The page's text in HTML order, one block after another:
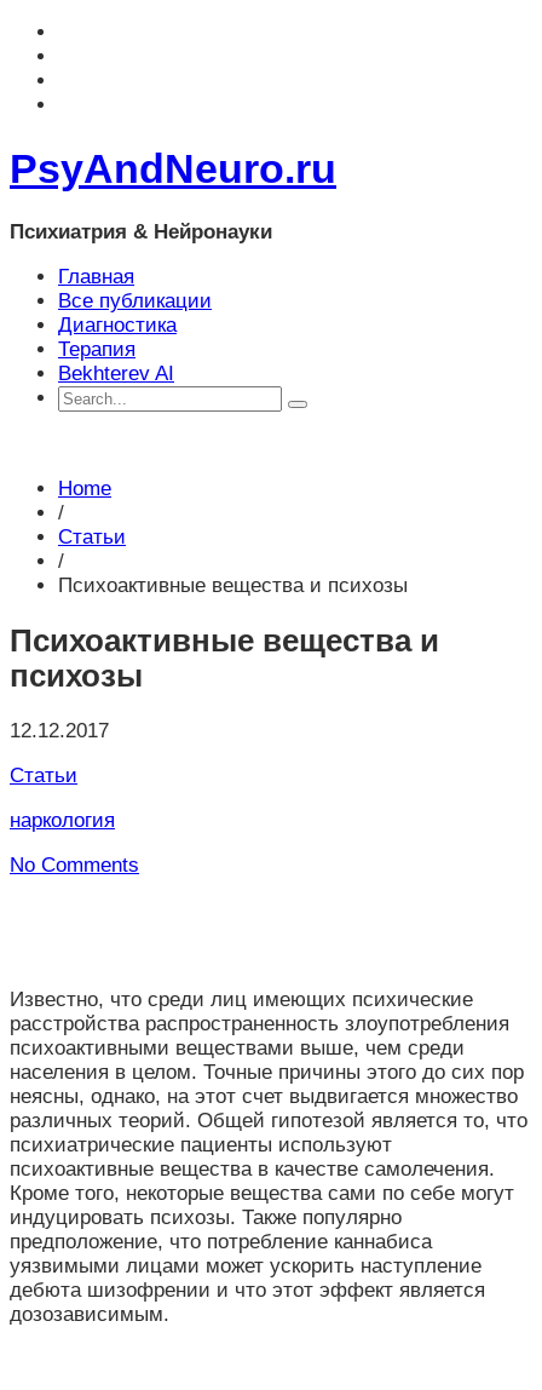
PsyAndNeuro.ru
Психиатрия & Нейронауки
Главная
Все публикации
Диагностика
Терапия
Bekhterev AI
Home
/
Статьи
/
Психоактивные вещества и психозы
Психоактивные вещества и
психозы
12.12.2017
Статьи
наркология
No Comments
Известно, что среди лиц имеющих психические
расстройства распространенность злоупотребления
психоактивными веществами выше, чем среди
населения в целом. Точные причины этого до сих пор
неясны, однако, на этот счет выдвигается множество
различных теорий. Общей гипотезой является то, что
психиатрические пациенты используют
психоактивные вещества в качестве самолечения.
Кроме того, некоторые вещества сами по себе могут
индуцировать психозы. Также популярно
предположение, что потребление каннабиса
уязвимыми лицами может ускорить наступление
дебюта шизофрении и что этот эффект является
дозозависимым.